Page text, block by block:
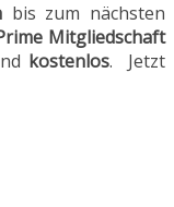
bis zum nächsten
Mitgliedschaft
kostenlos. Jetzt